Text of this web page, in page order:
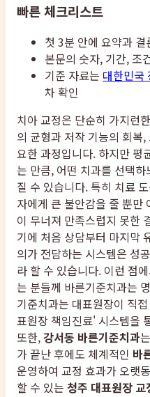
빠른 체크리스트
첫 3분 안에 요약과 결
본문의 숫자, 기간, 조
기준 자료는 대한민국
차 확인
치아 교정은 단순히 가지런
의 균형과 저작 기능의 회복
요한 과정입니다. 하지만 평
는 만큼, 어떤 치과를 선택
질 수 있습니다. 특히 치료
자에게 큰 불안감을 줄 뿐만
이 무너져 만족스럽지 못한
기에 처음 상담부터 마지막
의가 전담하는 시스템은 성
라 할 수 있습니다. 이런 점
는 분들께 바른기준치과는
기준치과는 대표원장이 직
표원장 책임진료' 시스템을
또한, 강서동 바른기준치과
가 끝난 후에도 체계적인 바
운영하여 교정 효과가 오랫
할 수 있는 청주 대표원장 교